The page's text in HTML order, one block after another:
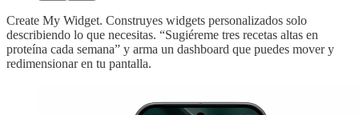
Create My Widget. Construyes widgets personalizados solo
describiendo lo que necesitas. “Sugiéreme tres recetas altas en
proteína cada semana” y arma un dashboard que puedes mover y
redimensionar en tu pantalla.